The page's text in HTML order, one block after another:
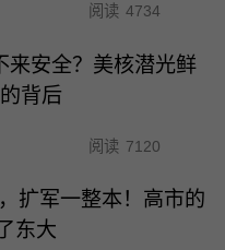
阅读 4734
来安全？美核潜光鲜
背后
阅读 7120
扩军一整本！高市的
东大